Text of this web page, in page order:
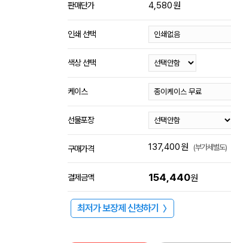
판매단가 4,580원
인쇄 선택
색상 선택
케이스
선물포장
구매가격 137,400원 (부가세별도)
결제금액 154,440원
최저가 보장제 신청하기 〉